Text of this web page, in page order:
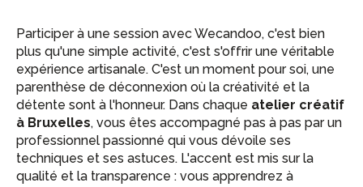
Participer à une session avec Wecandoo, c'est bien
plus qu'une simple activité, c'est s'offrir une véritable
expérience artisanale. C'est un moment pour soi, une
parenthèse de déconnexion où la créativité et la
détente sont à l'honneur. Dans chaque atelier créatif
à Bruxelles, vous êtes accompagné pas à pas par un
professionnel passionné qui vous dévoile ses
techniques et ses astuces. L'accent est mis sur la
qualité et la transparence : vous apprendrez à